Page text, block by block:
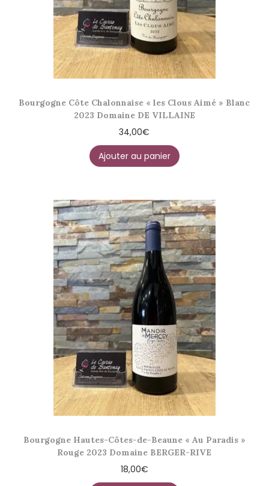
Bourgogne Côte Chalonnaise « les Clous Aimé » Blanc
2023 Domaine DE VILLAINE
34,00€
Ajouter au panier
Bourgogne Hautes-Côtes-de-Beaune « Au Paradis »
Rouge 2023 Domaine BERGER-RIVE
18,00€